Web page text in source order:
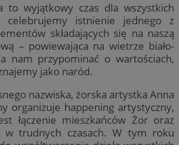
to wyjątkowy czas dla wszystkich
celebrujemy istnienie jednego z
składających się na naszą
– powiewająca na wietrze biało-
nam przypominać o wartościach,
jako naród.
nazwiska, żorska artystka Anna
organizuje happening artystyczny,
łączenie mieszkańców Żor oraz
w trudnych czasach. W tym roku